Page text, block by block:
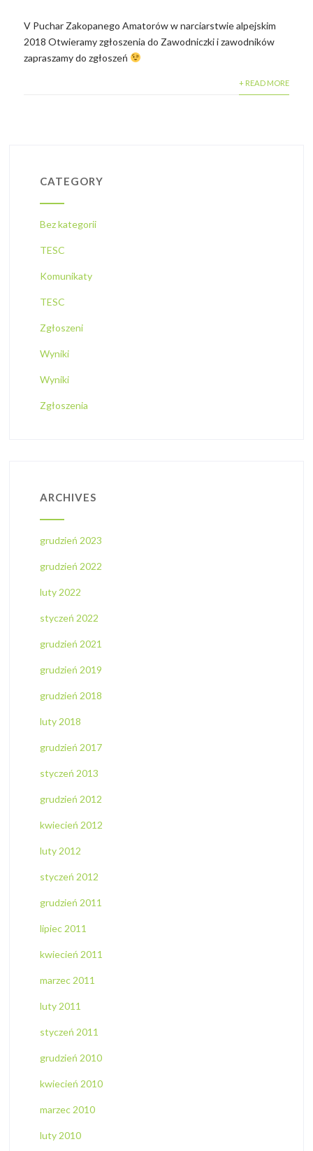
V Puchar Zakopanego Amatorów w narciarstwie alpejskim
2018 Otwieramy zgłoszenia do Zawodniczki i zawodników
zapraszamy do zgłoszeń
+ READ MORE
CATEGORY
Bez kategorii
TESC
Komunikaty
TESC
Zgłoszeni
Wyniki
Wyniki
Zgłoszenia
ARCHIVES
grudzień 2023
grudzień 2022
luty 2022
styczeń 2022
grudzień 2021
grudzień 2019
grudzień 2018
luty 2018
grudzień 2017
styczeń 2013
grudzień 2012
kwiecień 2012
luty 2012
styczeń 2012
grudzień 2011
lipiec 2011
kwiecień 2011
marzec 2011
luty 2011
styczeń 2011
grudzień 2010
kwiecień 2010
marzec 2010
luty 2010